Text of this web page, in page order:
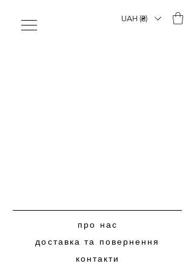
UAH (₴)
про нас
доставка та повернення
контакти